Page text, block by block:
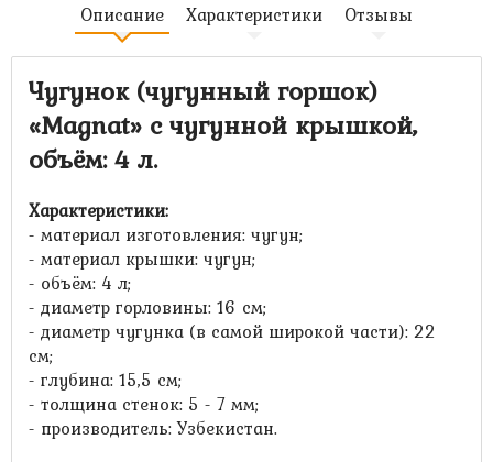
Описание Характеристики Отзывы
Чугунок (чугунный горшок)
«Magnat» с чугунной крышкой,
объём: 4 л.
Характеристики:
- материал изготовления: чугун;
- материал крышки: чугун;
- объём: 4 л;
- диаметр горловины: 16 см;
- диаметр чугунка (в самой широкой части): 22
см;
- глубина: 15,5 см;
- толщина стенок: 5 - 7 мм;
- производитель: Узбекистан.